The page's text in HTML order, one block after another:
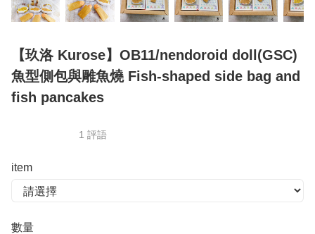
【玖洛 Kurose】OB11/nendoroid doll(GSC)
魚型側包與雕魚燒 Fish-shaped side bag and
fish pancakes
1 評語
item
數量